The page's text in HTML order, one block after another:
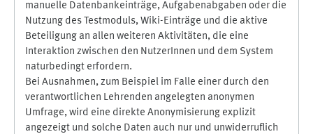
manuelle Datenbankeinträge, Aufgabenabgaben oder die
Nutzung des Testmoduls, Wiki-Einträge und die aktive
Beteiligung an allen weiteren Aktivitäten, die eine
Interaktion zwischen den NutzerInnen und dem System
naturbedingt erfordern.
Bei Ausnahmen, zum Beispiel im Falle einer durch den
verantwortlichen Lehrenden angelegten anonymen
Umfrage, wird eine direkte Anonymisierung explizit
angezeigt und solche Daten auch nur und unwiderruflich